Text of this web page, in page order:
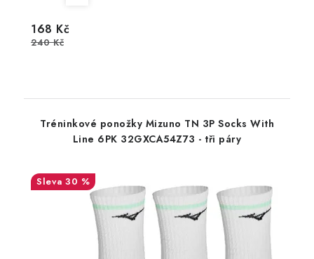
168 Kč
240 Kč
Tréninkové ponožky Mizuno TN 3P Socks With
Line 6PK 32GXCA54Z73 - tři páry
30 %